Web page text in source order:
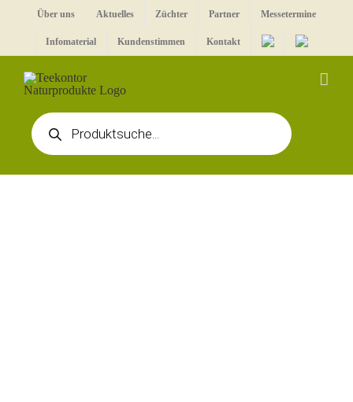
Über uns Aktuelles Züchter Partner Messetermine
Infomaterial Kundenstimmen Kontakt
Products
search